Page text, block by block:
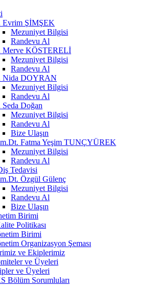
Evrim ŞİMŞEK
Mezuniyet Bilgisi
Randevu Al
Merve KÖSTERELİ
Mezuniyet Bilgisi
Randevu Al
Nida DOYRAN
Mezuniyet Bilgisi
Randevu Al
Seda Doğan
Mezuniyet Bilgisi
Randevu Al
Bize Ulaşın
Fatma Yeşim TUNÇYÜREK
Mezuniyet Bilgisi
Randevu Al
Tedavisi
Özgül Gülenç
Mezuniyet Bilgisi
Randevu Al
Bize Ulaşın
Birimi
Politikası
Birimi
Organizasyon Şeması
ve Ekiplerimiz
ve Üyeleri
ve Üyeleri
Bölüm Sorumluları